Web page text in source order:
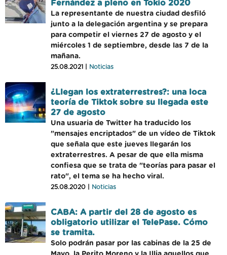
Fernández a pleno en Tokio 2020
La representante de nuestra ciudad desfiló
junto a la delegación argentina y se prepara
para competir el viernes 27 de agosto y el
miércoles 1 de septiembre, desde las 7 de la
mañana.
25.08.2021 | Noticias
¿Llegan los extraterrestres?: una loca
teoría de Tiktok sobre su llegada este
27 de agosto
Una usuaria de Twitter ha traducido los
"mensajes encriptados" de un vídeo de Tiktok
que señala que este jueves llegarán los
extraterrestres. A pesar de que ella misma
confiesa que se trata de "teorías para pasar el
rato", el tema se ha hecho viral.
25.08.2020 | Noticias
CABA: A partir del 28 de agosto es
obligatorio utilizar el TelePase. Cómo
se tramita.
Solo podrán pasar por las cabinas de la 25 de